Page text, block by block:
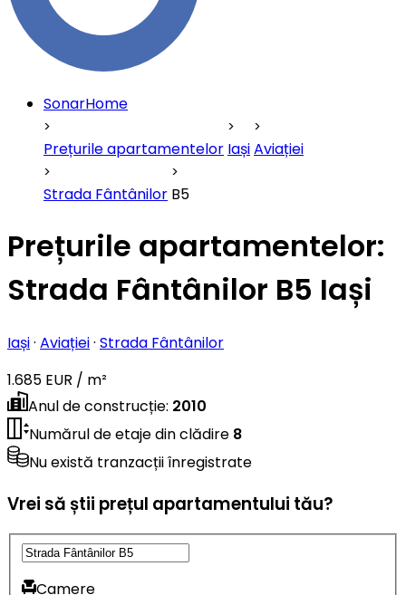
SonarHome
Prețurile apartamentelor IașiAviației
Strada Fântânilor B5
Prețurile apartamentelor:
Strada Fântânilor B5 Iași
Iași· Aviației· Strada Fântânilor
1.685 EUR / m²
Anul de construcție: 2010
Numărul de etaje din clădire 8
Nu există tranzacții înregistrate
Vrei să știi prețul apartamentului tău?
Camere